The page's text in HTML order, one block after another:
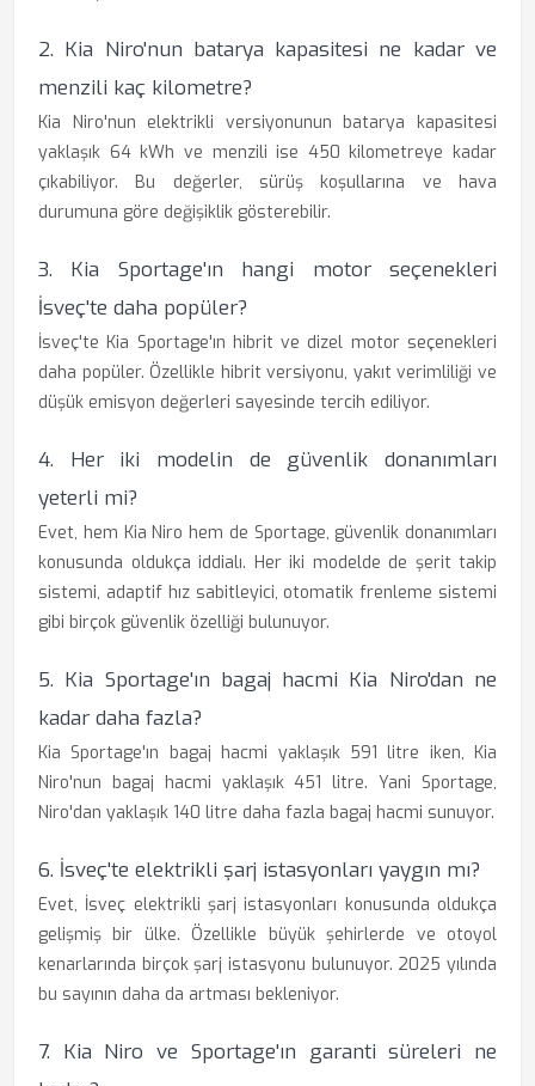
2. Kia Niro'nun batarya kapasitesi ne kadar ve
menzili kaç kilometre?
Kia Niro'nun elektrikli versiyonunun batarya kapasitesi
yaklaşık 64 kWh ve menzili ise 450 kilometreye kadar
çıkabiliyor. Bu değerler, sürüş koşullarına ve hava
durumuna göre değişiklik gösterebilir.
3. Kia Sportage'ın hangi motor seçenekleri
İsveç'te daha popüler?
İsveç'te Kia Sportage'ın hibrit ve dizel motor seçenekleri
daha popüler. Özellikle hibrit versiyonu, yakıt verimliliği ve
düşük emisyon değerleri sayesinde tercih ediliyor.
4. Her iki modelin de güvenlik donanımları
yeterli mi?
Evet, hem Kia Niro hem de Sportage, güvenlik donanımları
konusunda oldukça iddialı. Her iki modelde de şerit takip
sistemi, adaptif hız sabitleyici, otomatik frenleme sistemi
gibi birçok güvenlik özelliği bulunuyor.
5. Kia Sportage'ın bagaj hacmi Kia Niro'dan ne
kadar daha fazla?
Kia Sportage'ın bagaj hacmi yaklaşık 591 litre iken, Kia
Niro'nun bagaj hacmi yaklaşık 451 litre. Yani Sportage,
Niro'dan yaklaşık 140 litre daha fazla bagaj hacmi sunuyor.
6. İsveç'te elektrikli şarj istasyonları yaygın mı?
Evet, İsveç elektrikli şarj istasyonları konusunda oldukça
gelişmiş bir ülke. Özellikle büyük şehirlerde ve otoyol
kenarlarında birçok şarj istasyonu bulunuyor. 2025 yılında
bu sayının daha da artması bekleniyor.
7. Kia Niro ve Sportage'ın garanti süreleri ne